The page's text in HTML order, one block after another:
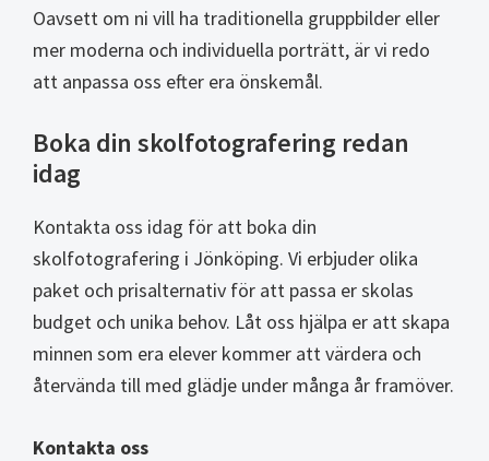
Oavsett om ni vill ha traditionella gruppbilder eller
mer moderna och individuella porträtt, är vi redo
att anpassa oss efter era önskemål.
Boka din skolfotografering redan
idag
Kontakta oss idag för att boka din
skolfotografering i Jönköping. Vi erbjuder olika
paket och prisalternativ för att passa er skolas
budget och unika behov. Låt oss hjälpa er att skapa
minnen som era elever kommer att värdera och
återvända till med glädje under många år framöver.
Kontakta oss